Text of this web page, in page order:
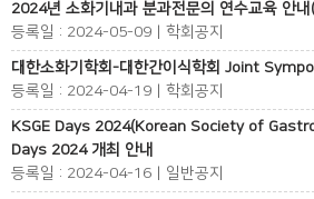
2024년 소화기내과 분과전문의 연수교육 안
등록일 : 2024-05-09 | 학회공지
대한소화기학회-대한간이식학회 Joint
등록일 : 2024-04-19 | 학회공지
KSGE Days 2024(Korean Society of
Days 2024 개최 안내
등록일 : 2024-04-16 | 일반공지